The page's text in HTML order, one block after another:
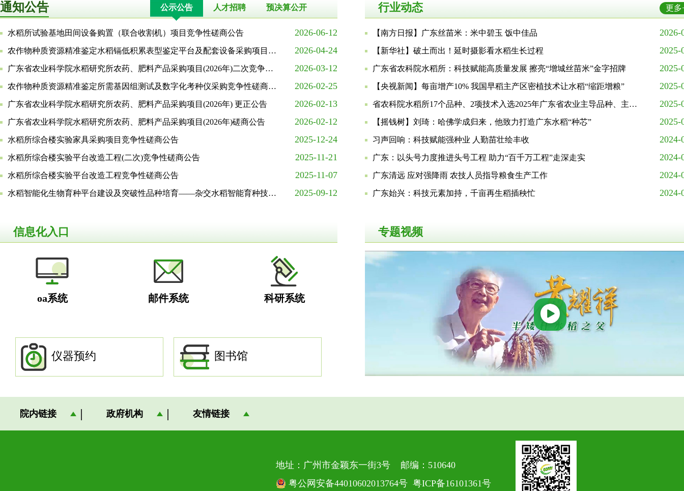
通知公告 公示公告 人才招聘 预决算公开
水稻所试验基地田间设备购置（联合收割机）项目竞争性磋商公告 2026-06-12
农作物种质资源精准鉴定水稻镉低积累表型鉴定平台及配套设备采购项目招标公告 2026-04-24
广东省农业科学院水稻研究所农药、肥料产品采购项目(2026年)二次竞争性磋商公告 2026-03-12
农作物种质资源精准鉴定所需基因组测试及数字化考种仪采购竞争性磋商公告 2026-02-25
广东省农业科学院水稻研究所农药、肥料产品采购项目(2026年) 更正公告 2026-02-13
广东省农业科学院水稻研究所农药、肥料产品采购项目(2026年)磋商公告 2026-02-12
水稻所综合楼实验家具采购项目竞争性磋商公告 2025-12-24
水稻所综合楼实验平台改造工程(二次)竞争性磋商公告 2025-11-21
水稻所综合楼实验平台改造工程竞争性磋商公告 2025-11-07
水稻智能化生物育种平台建设及突破性品种培育——杂交水稻智能育种技术研究项目配套设备采购竞争性磋商公告 2025-09-12
行业动态 更多
【南方日报】广东丝苗米：米中碧玉 饭中佳品 2026-
【新华社】破土而出！延时摄影看水稻生长过程 2025-
广东省农科院水稻所：科技赋能高质量发展 擦亮“增城丝苗米”金字招牌 2025-
【央视新闻】每亩增产10% 我国早稻主产区密植技术让水稻“缩距增粮” 2025-
省农科院水稻所17个品种、2项技术入选2025年广东省农业主导品种、主推技术 2025-
【摇钱树】刘琦：哈佛学成归来，他致力打造广东水稻“种芯” 2025-
习声回响：科技赋能强种业 人勤苗壮绘丰收 2024-
广东：以头号力度推进头号工程 助力“百千万工程”走深走实 2024-
广东清远 应对强降雨 农技人员指导粮食生产工作 2024-
广东始兴：科技元素加持，千亩再生稻插秧忙 2024-
信息化入口
oa系统 邮件系统 科研系统
仪器预约 图书馆
专题视频
院内链接 政府机构 友情链接
地址：广州市金颖东一街3号 邮编：510640
粤公网安备44010602013764号 粤ICP备16101361号